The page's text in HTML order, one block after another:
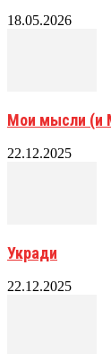
18.05.2026
Мои мысли (и
22.12.2025
Укради
22.12.2025